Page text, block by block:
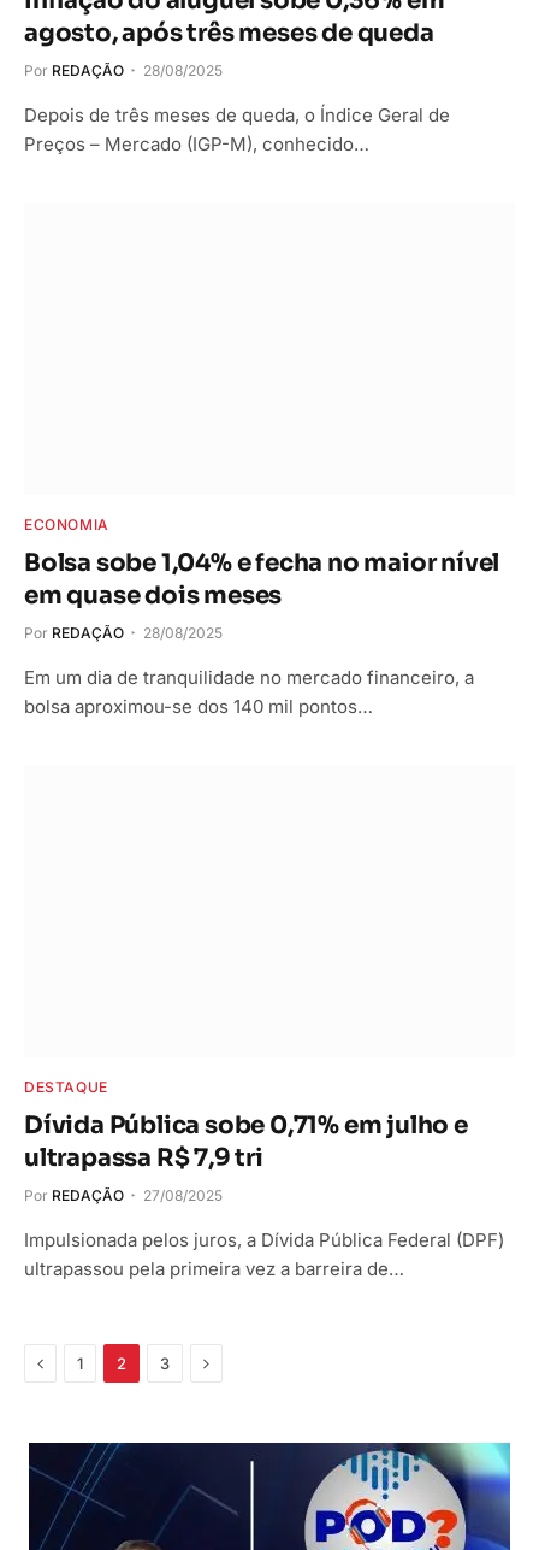
agosto, após três meses de queda
Por REDAÇÃO 28/08/2025
Depois de três meses de queda, o Índice Geral de
Preços – Mercado (IGP-M), conhecido…
ECONOMIA
Bolsa sobe 1,04% e fecha no maior nível
em quase dois meses
Por REDAÇÃO 28/08/2025
Em um dia de tranquilidade no mercado financeiro, a
bolsa aproximou-se dos 140 mil pontos…
DESTAQUE
Dívida Pública sobe 0,71% em julho e
ultrapassa R$ 7,9 tri
Por REDAÇÃO 27/08/2025
Impulsionada pelos juros, a Dívida Pública Federal (DPF)
ultrapassou pela primeira vez a barreira de…
Anterior
1 2 3 Próximo